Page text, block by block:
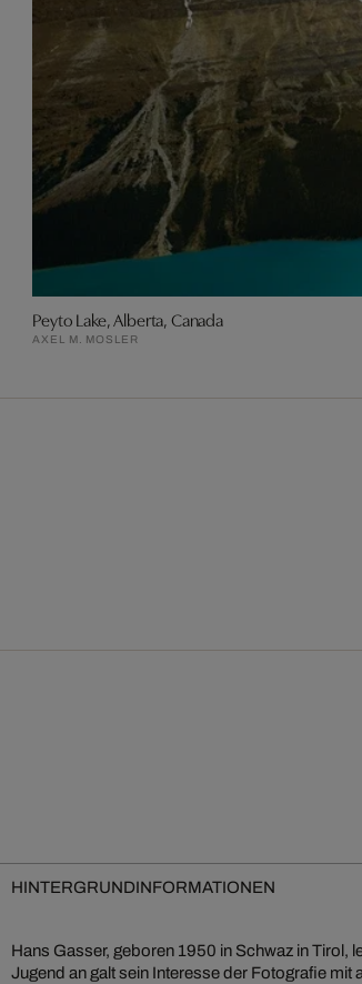
Peyto Lake, Alberta, Canada
AXEL M. MOSLER
HINTERGRUNDINFORMATIONEN
Hans Gasser, geboren 1950 in Schwaz in Tirol,
Jugend an galt sein Interesse der Fotografie mit